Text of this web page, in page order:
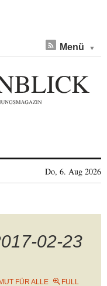
Menü
Do, 6. Aug 2026
02-23
FÜR ALLE
FULL